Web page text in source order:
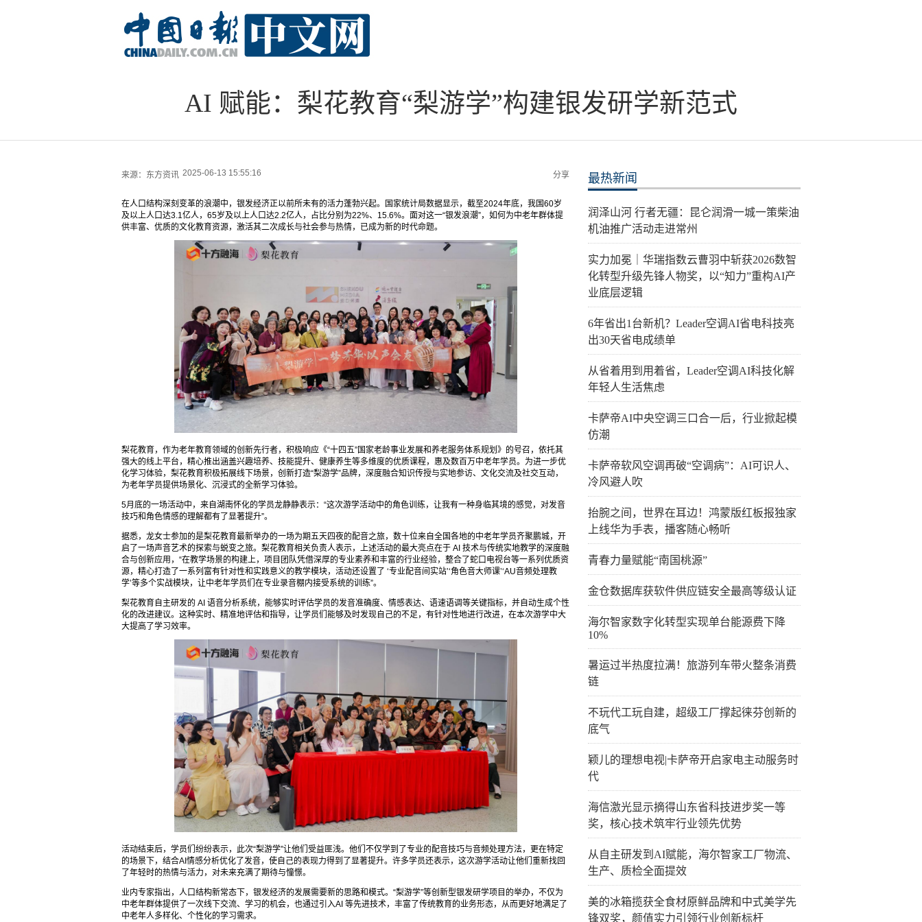
AI 赋能：梨花教育“梨游学”构建银发研学新范式
来源： 东方资讯 2025-06-13 15:55:16 分享
在人口结构深刻变革的浪潮中，银发经济正以前所未有的活力蓬勃兴起。国家统计局数据显示，截至2024年底，我国60岁
及以上人口达3.1亿人，65岁及以上人口达2.2亿人，占比分别为22%、15.6%。面对这一“银发浪潮”，如何为中老年群体提
供丰富、优质的文化教育资源，激活其二次成长与社会参与热情，已成为新的时代命题。
梨花教育，作为老年教育领域的创新先行者，积极响应《“十四五”国家老龄事业发展和养老服务体系规划》的号召，依托其
强大的线上平台，精心推出涵盖兴趣培养、技能提升、健康养生等多维度的优质课程，惠及数百万中老年学员。为进一步优
化学习体验，梨花教育积极拓展线下场景，创新打造“梨游学”品牌，深度融合知识传授与实地参访、文化交流及社交互动，
为老年学员提供场景化、沉浸式的全新学习体验。
5月底的一场活动中，来自湖南怀化的学员龙静静表示：“这次游学活动中的角色训练，让我有一种身临其境的感觉，对发音
技巧和角色情感的理解都有了显著提升”。
据悉，龙女士参加的是梨花教育最新举办的一场为期五天四夜的配音之旅，数十位来自全国各地的中老年学员齐聚鹏城，开
启了一场声音艺术的探索与蜕变之旅。梨花教育相关负责人表示，上述活动的最大亮点在于 AI 技术与传统实地教学的深度融
合与创新应用，“在教学场景的构建上，项目团队凭借深厚的专业素养和丰富的行业经验，整合了蛇口电视台等一系列优质资
源，精心打造了一系列富有针对性和实践意义的教学模块，活动还设置了 ‘专业配音间实站’‘角色音大师课’‘AU音频处理教
学’等多个实战模块，让中老年学员们在专业录音棚内接受系统的训练”。
梨花教育自主研发的 AI 语音分析系统，能够实时评估学员的发音准确度、情感表达、语速语调等关键指标，并自动生成个性
化的改进建议。这种实时、精准地评估和指导，让学员们能够及时发现自己的不足，有针对性地进行改进，在本次游学中大
大提高了学习效率。
活动结束后，学员们纷纷表示，此次“梨游学”让他们受益匪浅。他们不仅学到了专业的配音技巧与音频处理方法，更在特定
的场景下，结合AI情感分析优化了发音，使自己的表现力得到了显著提升。许多学员还表示，这次游学活动让他们重新找回
了年轻时的热情与活力，对未来充满了期待与憧憬。
业内专家指出，人口结构新常态下，银发经济的发展需要新的思路和模式。“梨游学”等创新型银发研学项目的举办，不仅为
中老年群体提供了一次线下交流、学习的机会，也通过引入AI 等先进技术，丰富了传统教育的业务形态，从而更好地满足了
中老年人多样化、个性化的学习需求。
最热新闻
​润泽山河 行者无疆：昆仑润滑一城一策柴油
机油推广活动走进常州
实力加冕｜华瑞指数云曹羽中斩获2026数智
化转型升级先锋人物奖，以“知力”重构AI产
业底层逻辑
6年省出1台新机？Leader空调AI省电科技亮
出30天省电成绩单
从省着用到用着省，Leader空调AI科技化解
年轻人生活焦虑
卡萨帝AI中央空调三口合一后，行业掀起模
仿潮
卡萨帝软风空调再破“空调病”：AI可识人、
冷风避人吹
抬腕之间，世界在耳边！鸿蒙版红板报独家
上线华为手表，播客随心畅听
青春力量赋能“南国桃源”
金仓数据库获软件供应链安全最高等级认证
海尔智家数字化转型实现单台能源费下降
10%
暑运过半热度拉满！旅游列车带火整条消费
链
不玩代工玩自建，超级工厂撑起徕芬创新的
底气
颖儿的理想电视|卡萨帝开启家电主动服务时
代
海信激光显示摘得山东省科技进步奖一等
奖，核心技术筑牢行业领先优势
从自主研发到AI赋能，海尔智家工厂物流、
生产、质检全面提效
美的冰箱揽获全食材原鲜品牌和中式美学先
锋双奖，颜值实力引领行业创新标杆